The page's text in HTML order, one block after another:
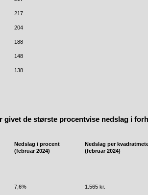
217
204
188
148
138
givet de største procentvise nedslag i
Nedslag i procent
(februar 2024)
Nedslag per
(februar 2024)
7,6% 1.565 kr.